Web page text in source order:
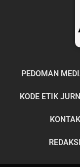
PEDOMAN
KODE ETIK
KONTAK
REDAKSI